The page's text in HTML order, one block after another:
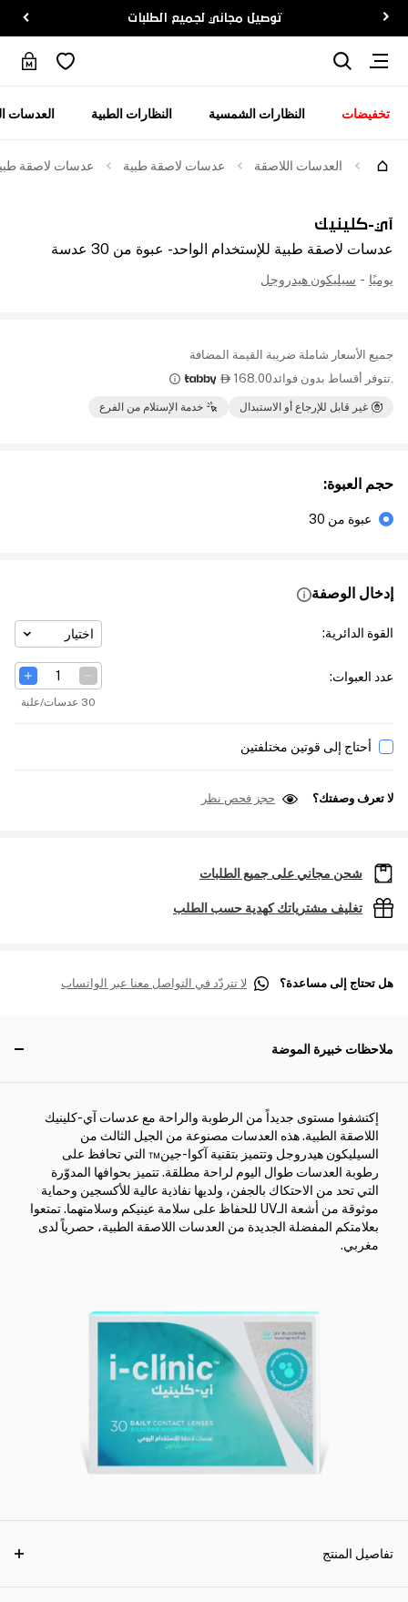
توصيل مجاني لجميع الطلبات
تخفيضات النظارات الشمسية النظارات الطبية العدسات
العدسات اللاصقة عدسات لاصقة طبية عدسات لاصقة طبية
آي-كلينيك
عدسات لاصقة طبية للإستخدام الواحد - عبوة من 30 عدسة
يوميًا - سيليكون هيدروجل
جميع الأسعار شاملة ضريبة القيمة المضافة
.تتوفر أقساط بدون فوائد168.00

غير قابل للإرجاع أو الاستبدال خدمة الإستلام من الفرع
حجم العبوة:
عبوة من 30
إدخال الوصفة
القوة الدائرية: اختيار
عدد العبوات:
30 عدسات/علبة
أحتاج إلى قوتين مختلفتين
لا تعرف وصفتك؟ حجز فحص نظر
شحن مجاني على جميع الطلبات
تغليف مشترياتك كهدية حسب الطلب
هل تحتاج إلى مساعدة؟ لا تتردّد في التواصل معنا عبر الواتساب
ملاحظات خبيرة الموضة
إكتشفوا مستوى جديداً من الرطوبة والراحة مع عدسات آي-كلينيك
اللاصقة الطبية. هذه العدسات مصنوعة من الجيل الثالث من
السيليكون هيدروجل وتتميز بتقنية آكوا-جين™ التي تحافظ على
رطوبة العدسات طوال اليوم لراحة مطلقة. تتميز بحوافها المدوّرة
التي تحد من الاحتكاك بالجفن، ولديها نفاذية عالية للأكسجين وحماية
موثوقة من أشعة الـUV للحفاظ على سلامة عينيكم وسلامتهما. تمتعوا
بعلامتكم المفضلة الجديدة من العدسات اللاصقة الطبية، حصرياً لدى
مغربي.
تفاصيل المنتج